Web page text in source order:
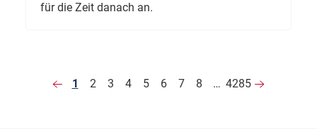
für die Zeit danach an.
1 2 3 4 5 6 7 8 … 4285